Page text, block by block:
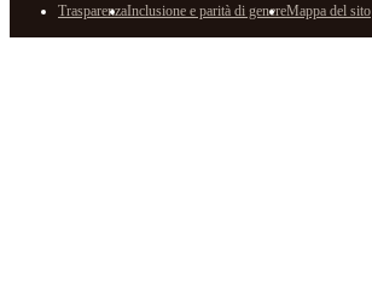
TrasparenzaInclusione e parità di genereMappa del sito